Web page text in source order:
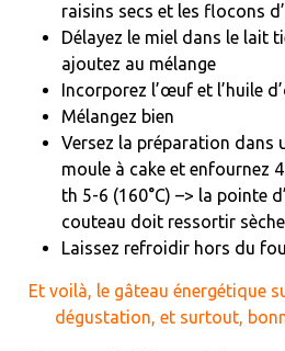
raisins secs et les flocons
Délayez le miel dans le lait
ajoutez au mélange
Incorporez l’œuf et l’huile
Mélangez bien
Versez la préparation dans
moule à cake et enfournez
th 5-6 (160°C) –> la pointe
couteau doit ressortir sèche
Laissez refroidir hors du
Et voilà, le gâteau énergétique
dégustation, et surtout,